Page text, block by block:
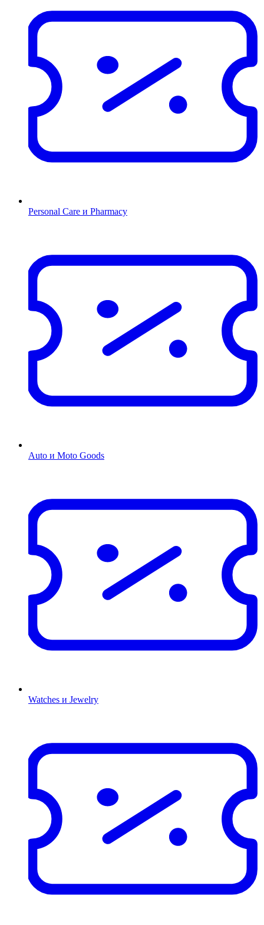
Personal Care и Pharmacy
Auto и Moto Goods
Watches и Jewelry